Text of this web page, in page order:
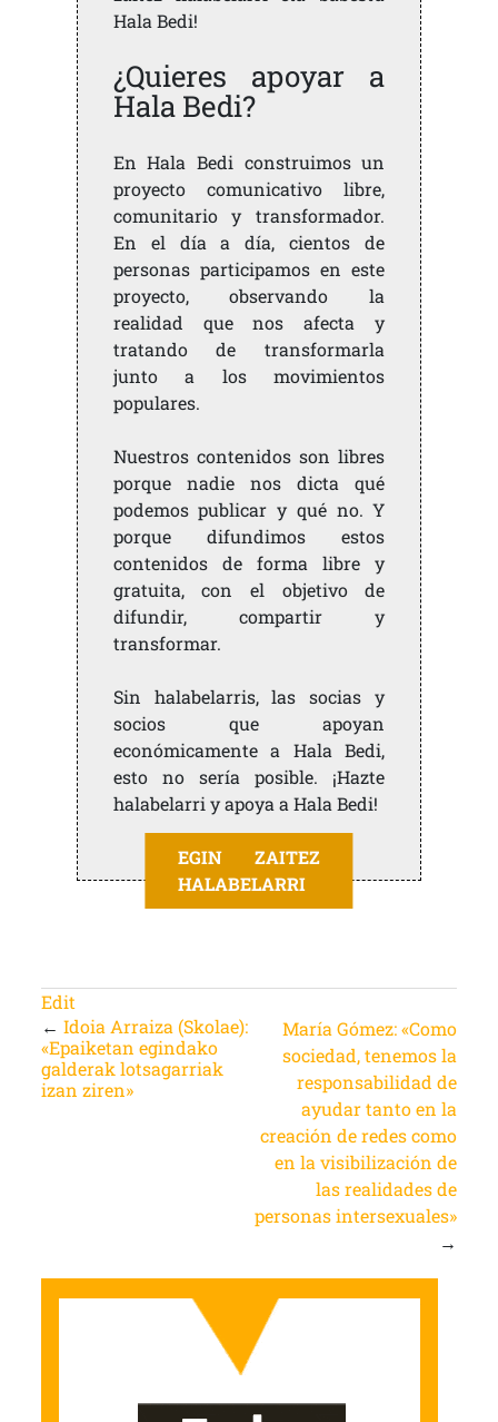
Hala Bedi!
¿Quieres apoyar a
Hala Bedi?
En Hala Bedi construimos un
proyecto comunicativo libre,
comunitario y transformador.
En el día a día, cientos de
personas participamos en este
proyecto, observando la
realidad que nos afecta y
tratando de transformarla
junto a los movimientos
populares.
Nuestros contenidos son libres
porque nadie nos dicta qué
podemos publicar y qué no. Y
porque difundimos estos
contenidos de forma libre y
gratuita, con el objetivo de
difundir, compartir y
transformar.
Sin halabelarris, las socias y
socios que apoyan
económicamente a Hala Bedi,
esto no sería posible. ¡Hazte
halabelarri y apoya a Hala Bedi!
EGIN ZAITEZ
HALABELARRI
Edit
← Idoia Arraiza (Skolae):
«Epaiketan egindako
galderak lotsagarriak
izan ziren»
María Gómez: «Como
sociedad, tenemos la
responsabilidad de
ayudar tanto en la
creación de redes como
en la visibilización de
las realidades de
personas intersexuales»
→